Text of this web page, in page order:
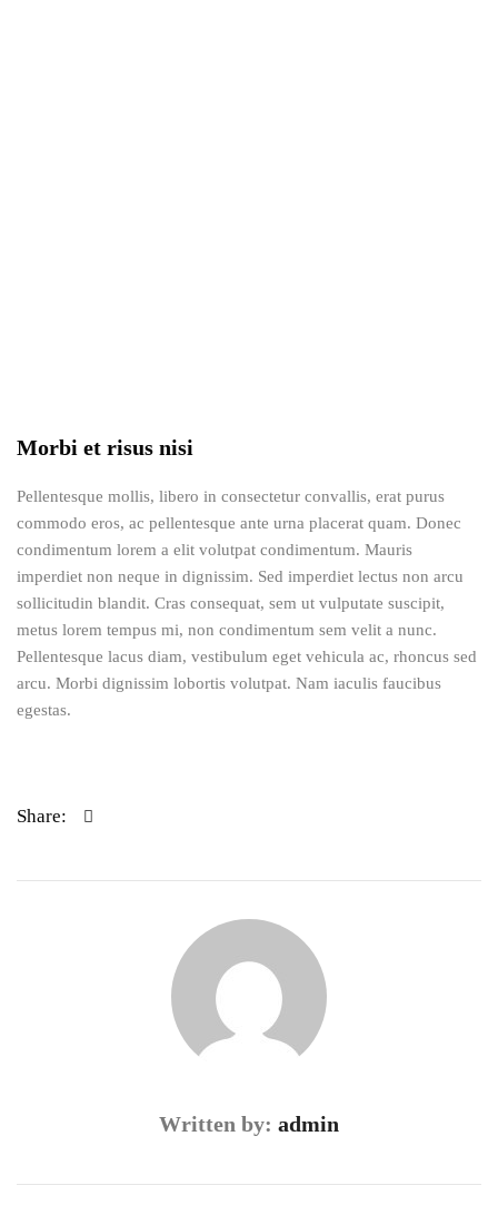
Morbi et risus nisi
Pellentesque mollis, libero in consectetur convallis, erat purus
commodo eros, ac pellentesque ante urna placerat quam. Donec
condimentum lorem a elit volutpat condimentum. Mauris
imperdiet non neque in dignissim. Sed imperdiet lectus non arcu
sollicitudin blandit. Cras consequat, sem ut vulputate suscipit,
metus lorem tempus mi, non condimentum sem velit a nunc.
Pellentesque lacus diam, vestibulum eget vehicula ac, rhoncus sed
arcu. Morbi dignissim lobortis volutpat. Nam iaculis faucibus
egestas.
Share:
Written by: admin